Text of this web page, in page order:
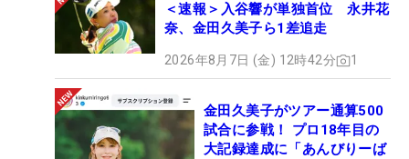
＜速報＞入谷響が単独首位 永井花
奈、金田久美子ら1差追走
2026年8月7日 (金) 12時42分 1
金田久美子がツアー通算500
試合に参戦！ プロ18年目の
大記録達成に「あんびりーば